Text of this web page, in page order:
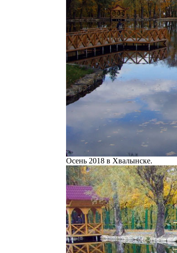
Осень 2018 в Хвалынске.